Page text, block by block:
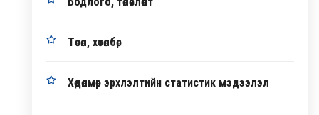
Төсөл, хөтөлбөр
Хөдөлмөр эрхлэлтийн статистик мэдээлэл